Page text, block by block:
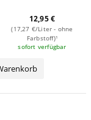
12,95 €
(17,27 €/Liter - ohne
Farbstoff)¹
sofort verfügbar